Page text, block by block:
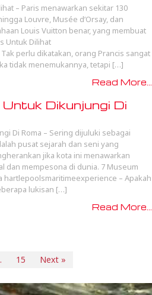
– Paris menawarkan sekitar 130
Louvre, Musée d’Orsay, dan
Louis Vuitton benar, yang membuat
Untuk Dilihat
perlu dikatakan, orang Prancis sangat
tidak menemukannya, tetapi […]
Read More...
Dikunjungi Di
Di Roma – Sering dijuluki sebagai
pusat sejarah dan seni yang
jika kota ini menawarkan
dan mempesona di dunia. 7 Museum
hartlepoolsmaritimeexperience – Apakah
lukisan […]
Read More...
15 Next »